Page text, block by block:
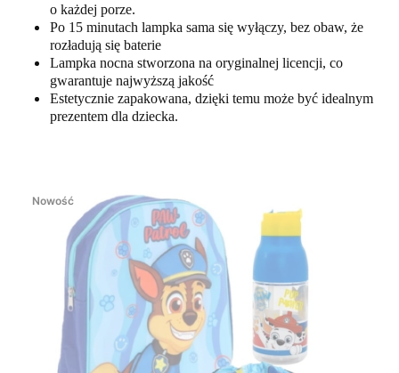
o każdej porze.
Po 15 minutach lampka sama się wyłączy, bez obaw, że
rozładują się baterie
Lampka nocna stworzona na oryginalnej licencji, co
gwarantuje najwyższą jakość
Estetycznie zapakowana, dzięki temu może być idealnym
prezentem dla dziecka.
Nowość